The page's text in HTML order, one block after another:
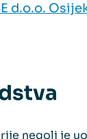
d.o.o.
negoli je